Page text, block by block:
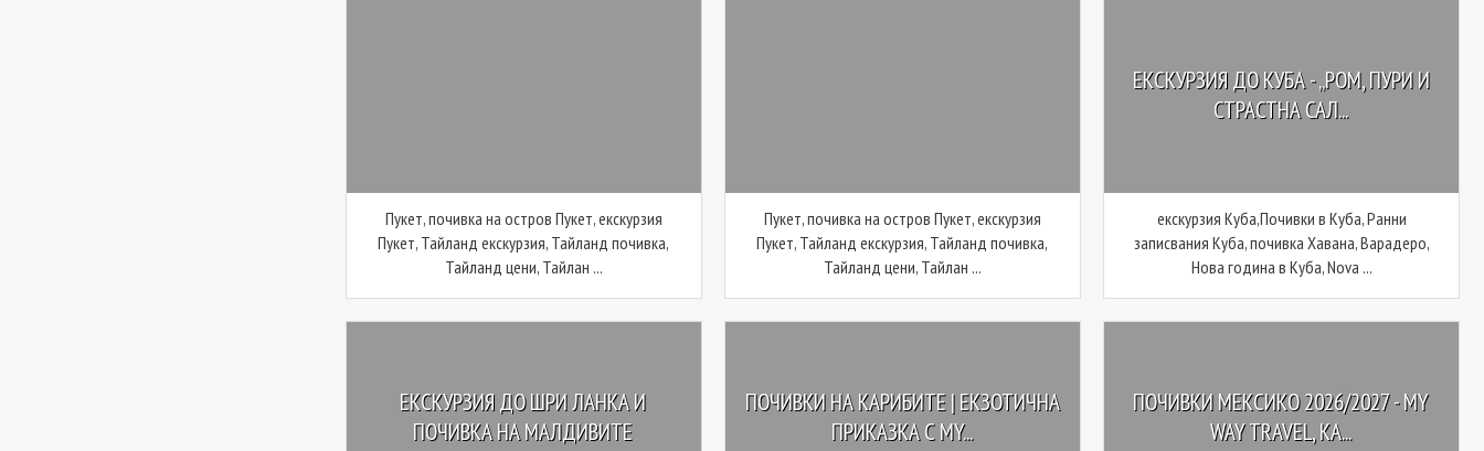
Пукет, почивка на остров Пукет, екскурзия
Пукет, Тайланд екскурзия, Тайланд почивка,
Тайланд цени, Тайлан ...
Пукет, почивка на остров Пукет, екскурзия
Пукет, Тайланд екскурзия, Тайланд почивка,
Тайланд цени, Тайлан ...
ЕКСКУРЗИЯ ДО КУБА - „РОМ, ПУРИ И
СТРАСТНА САЛ...
екскурзия Куба,Почивки в Куба, Ранни
записвания Куба, почивка Хавана, Варадеро,
Нова година в Куба, Nova ...
ЕКСКУРЗИЯ ДО ШРИ ЛАНКА И
ПОЧИВКА НА МАЛДИВИТЕ
ПОЧИВКИ НА КАРИБИТЕ | ЕКЗОТИЧНА
ПРИКАЗКА С MY...
ПОЧИВКИ МЕКСИКО 2026/2027 - MY
WAY TRAVEL, КА...